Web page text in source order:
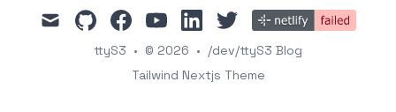
mail githubfacebookyoutubelinkedintwitter
ttyS3 • © 2026 • /dev/ttyS3 Blog
Tailwind Nextjs Theme